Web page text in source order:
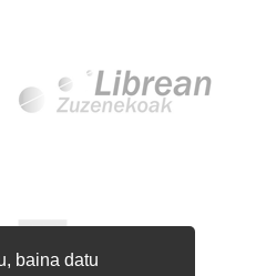
baina datu